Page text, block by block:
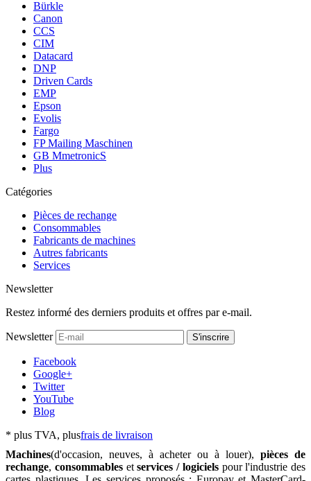
Bürkle
Canon
CCS
CIM
Datacard
DNP
Driven Cards
EMP
Epson
Evolis
Fargo
FP Mailing Maschinen
GB MmetronicS
Plus
Catégories
Pièces de rechange
Consommables
Fabricants de machines
Autres fabricants
Services
Newsletter
Restez informé des derniers produits et offres par e-mail.
Newsletter S'inscrire
Facebook
Google+
Twitter
YouTube
Blog
* plus TVA, plusfrais de livraison
Machines(d'occasion, neuves, à acheter ou à louer), pièces de
rechange, consommables etservices / logiciels pour l'industrie des